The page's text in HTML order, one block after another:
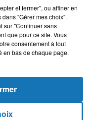
sont la cible dans
et fermer", ou affiner en
"Gérer mes choix".
sur "Continuer sans
que pour ce site. Vous
consentement à tout
en bas de chaque page.